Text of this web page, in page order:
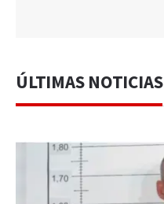
ÚLTIMAS NOTICIAS